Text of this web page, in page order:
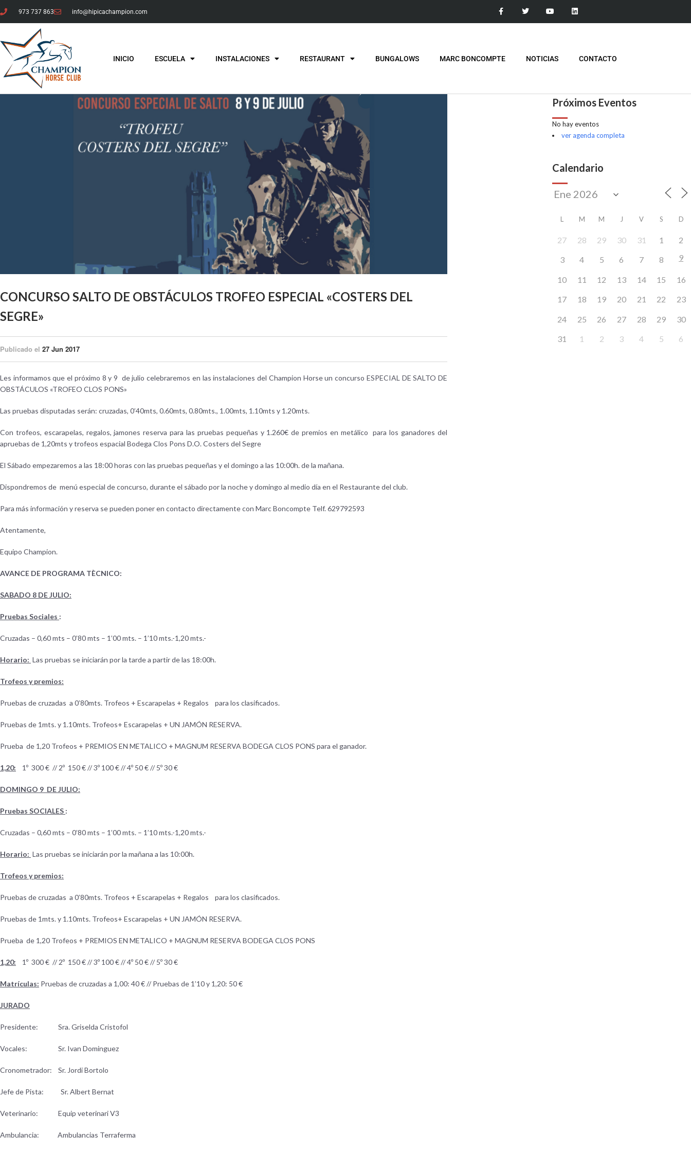
973 737 863 info@hipicachampion.com
INICIO ESCUELA INSTALACIONES RESTAURANT BUNGALOWS MARC BONCOMPTE NOTICIAS CONTACTO
CONCURSO SALTO DE OBSTÁCULOS TROFEO ESPECIAL «COSTERS DEL
SEGRE»
Publicado el 27 Jun 2017
Les informamos que el próximo 8 y 9 de julio celebraremos en las instalaciones del Champion Horse un concurso ESPECIAL DE SALTO DE
OBSTÁCULOS «TROFEO CLOS PONS»
Las pruebas disputadas serán: cruzadas, 0’40mts, 0.60mts, 0.80mts., 1.00mts, 1.10mts y 1.20mts.
Con trofeos, escarapelas, regalos, jamones reserva para las pruebas pequeñas y 1.260€ de premios en metálico para los ganadores del
apruebas de 1,20mts y trofeos espacial Bodega Clos Pons D.O. Costers del Segre
El Sábado empezaremos a las 18:00 horas con las pruebas pequeñas y el domingo a las 10:00h. de la mañana.
Dispondremos de menú especial de concurso, durante el sábado por la noche y domingo al medio día en el Restaurante del club.
Para más información y reserva se pueden poner en contacto directamente con Marc Boncompte Telf. 629792593
Atentamente,
Equipo Champion.
AVANCE DE PROGRAMA TÈCNICO:
SABADO 8 DE JULIO:
Pruebas Sociales :
Cruzadas – 0,60 mts – 0’80 mts – 1’00 mts. – 1’10 mts.-1,20 mts.-
Horario: Las pruebas se iniciarán por la tarde a partir de las 18:00h.
Trofeos y premios:
Pruebas de cruzadas a 0’80mts. Trofeos + Escarapelas + Regalos para los clasificados.
Pruebas de 1mts. y 1.10mts. Trofeos+ Escarapelas + UN JAMÓN RESERVA.
Prueba de 1,20 Trofeos + PREMIOS EN METALICO + MAGNUM RESERVA BODEGA CLOS PONS para el ganador.
1,20: 1º 300 € // 2º 150 € // 3º 100 € // 4º 50 € // 5º 30 €
DOMINGO 9 DE JULIO:
Pruebas SOCIALES :
Cruzadas – 0,60 mts – 0’80 mts – 1’00 mts. – 1’10 mts.-1,20 mts.-
Horario: Las pruebas se iniciarán por la mañana a las 10:00h.
Trofeos y premios:
Pruebas de cruzadas a 0’80mts. Trofeos + Escarapelas + Regalos para los clasificados.
Pruebas de 1mts. y 1.10mts. Trofeos+ Escarapelas + UN JAMÓN RESERVA.
Prueba de 1,20 Trofeos + PREMIOS EN METALICO + MAGNUM RESERVA BODEGA CLOS PONS
1,20: 1º 300 € // 2º 150 € // 3º 100 € // 4º 50 € // 5º 30 €
Matrículas: Pruebas de cruzadas a 1,00: 40 € // Pruebas de 1’10 y 1,20: 50 €
JURADO
Presidente: Sra. Griselda Cristofol
Vocales: Sr. Ivan Dominguez
Cronometrador: Sr. Jordi Bortolo
Jefe de Pista: Sr. Albert Bernat
Veterinario: Equip veterinari V3
Ambulancia: Ambulancias Terraferma
Próximos Eventos
No hay eventos
ver agenda completa
Calendario
L M M J V S D
27 28 29 30 31 1 2
3 4 5 6 7 8 9
10 11 12 13 14 15 16
17 18 19 20 21 22 23
24 25 26 27 28 29 30
31 1 2 3 4 5 6